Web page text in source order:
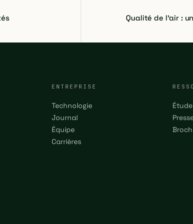
Qualité de l'air :
ENTREPRISE
Technologie
Journal
Équipe
Carrières